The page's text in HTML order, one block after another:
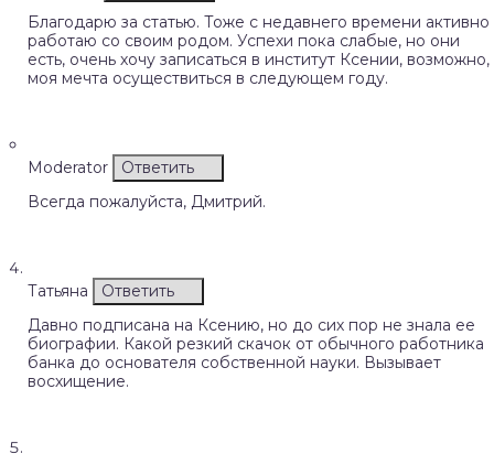
Благодарю за статью. Тоже с недавнего времени активно
работаю со своим родом. Успехи пока слабые, но они
есть, очень хочу записаться в институт Ксении, возможно,
моя мечта осуществиться в следующем году.
Moderator
Ответить
Всегда пожалуйста, Дмитрий.
Татьяна
Ответить
Давно подписана на Ксению, но до сих пор не знала ее
биографии. Какой резкий скачок от обычного работника
банка до основателя собственной науки. Вызывает
восхищение.